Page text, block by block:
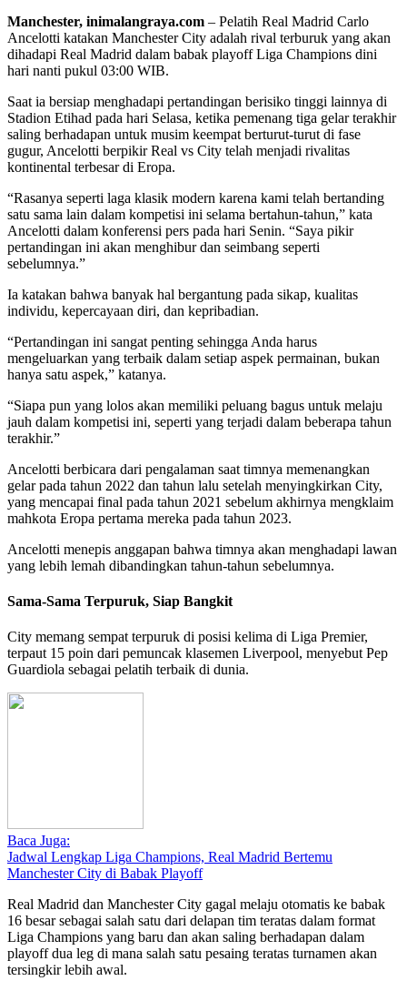
Manchester, inimalangraya.com – Pelatih Real Madrid Carlo
Ancelotti katakan Manchester City adalah rival terburuk yang akan
dihadapi Real Madrid dalam babak playoff Liga Champions dini
hari nanti pukul 03:00 WIB.
Saat ia bersiap menghadapi pertandingan berisiko tinggi lainnya di
Stadion Etihad pada hari Selasa, ketika pemenang tiga gelar terakhir
saling berhadapan untuk musim keempat berturut-turut di fase
gugur, Ancelotti berpikir Real vs City telah menjadi rivalitas
kontinental terbesar di Eropa.
“Rasanya seperti laga klasik modern karena kami telah bertanding
satu sama lain dalam kompetisi ini selama bertahun-tahun,” kata
Ancelotti dalam konferensi pers pada hari Senin. “Saya pikir
pertandingan ini akan menghibur dan seimbang seperti
sebelumnya.”
Ia katakan bahwa banyak hal bergantung pada sikap, kualitas
individu, kepercayaan diri, dan kepribadian.
“Pertandingan ini sangat penting sehingga Anda harus
mengeluarkan yang terbaik dalam setiap aspek permainan, bukan
hanya satu aspek,” katanya.
“Siapa pun yang lolos akan memiliki peluang bagus untuk melaju
jauh dalam kompetisi ini, seperti yang terjadi dalam beberapa tahun
terakhir.”
Ancelotti berbicara dari pengalaman saat timnya memenangkan
gelar pada tahun 2022 dan tahun lalu setelah menyingkirkan City,
yang mencapai final pada tahun 2021 sebelum akhirnya mengklaim
mahkota Eropa pertama mereka pada tahun 2023.
Ancelotti menepis anggapan bahwa timnya akan menghadapi lawan
yang lebih lemah dibandingkan tahun-tahun sebelumnya.
Sama-Sama Terpuruk, Siap Bangkit
City memang sempat terpuruk di posisi kelima di Liga Premier,
terpaut 15 poin dari pemuncak klasemen Liverpool, menyebut Pep
Guardiola sebagai pelatih terbaik di dunia.
Baca Juga:
Jadwal Lengkap Liga Champions, Real Madrid Bertemu
Manchester City di Babak Playoff
Real Madrid dan Manchester City gagal melaju otomatis ke babak
16 besar sebagai salah satu dari delapan tim teratas dalam format
Liga Champions yang baru dan akan saling berhadapan dalam
playoff dua leg di mana salah satu pesaing teratas turnamen akan
tersingkir lebih awal.